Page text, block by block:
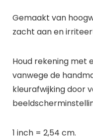
Gemaakt van
zacht aan en
Houd rekening met
vanwege de
kleurafwijking door
1 inch = 2,54 cm.